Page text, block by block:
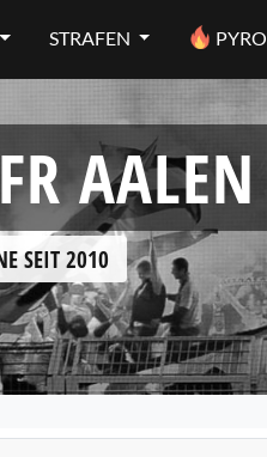
STRAFEN PYRO
AALEN
SEIT 2010